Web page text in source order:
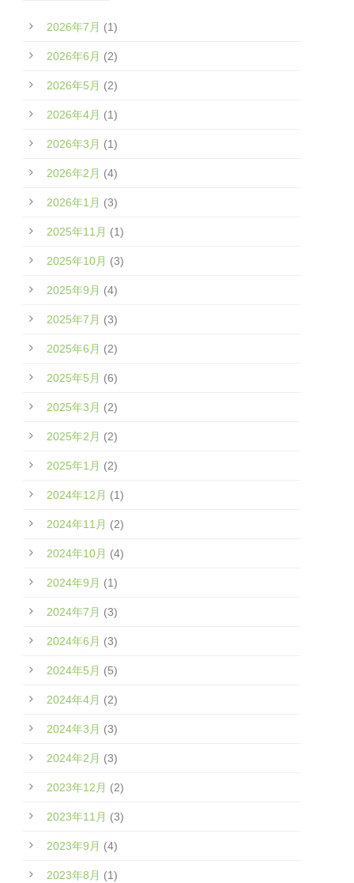
2026年7月 (1)
2026年6月 (2)
2026年5月 (2)
2026年4月 (1)
2026年3月 (1)
2026年2月 (4)
2026年1月 (3)
2025年11月 (1)
2025年10月 (3)
2025年9月 (4)
2025年7月 (3)
2025年6月 (2)
2025年5月 (6)
2025年3月 (2)
2025年2月 (2)
2025年1月 (2)
2024年12月 (1)
2024年11月 (2)
2024年10月 (4)
2024年9月 (1)
2024年7月 (3)
2024年6月 (3)
2024年5月 (5)
2024年4月 (2)
2024年3月 (3)
2024年2月 (3)
2023年12月 (2)
2023年11月 (3)
2023年9月 (4)
2023年8月 (1)